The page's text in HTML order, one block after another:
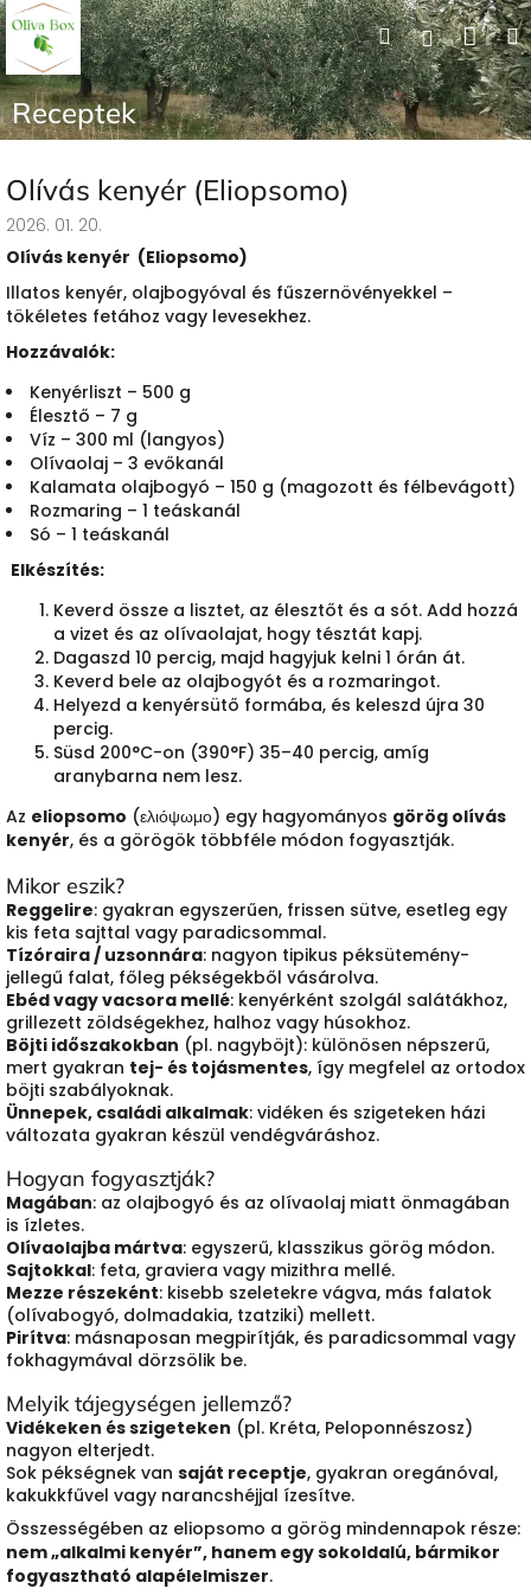
Ugrás
a
fő
tartalomhoz
Keresés
Receptek
Olívás kenyér (Eliopsomo)
2026. 01. 20.
Olívás kenyér (Eliopsomo)
Illatos kenyér, olajbogyóval és fűszernövényekkel –
tökéletes fetához vagy levesekhez.
Hozzávalók:
Kenyérliszt – 500 g
Élesztő – 7 g
Víz – 300 ml (langyos)
Olívaolaj – 3 evőkanál
Kalamata olajbogyó – 150 g (magozott és félbevágott)
Rozmaring – 1 teáskanál
Só – 1 teáskanál
Elkészítés:
Keverd össze a lisztet, az élesztőt és a sót. Add hozzá
a vizet és az olívaolajat, hogy tésztát kapj.
Dagaszd 10 percig, majd hagyjuk kelni 1 órán át.
Keverd bele az olajbogyót és a rozmaringot.
Helyezd a kenyérsütő formába, és keleszd újra 30
percig.
Süsd 200°C-on (390°F) 35–40 percig, amíg
aranybarna nem lesz.
Az eliopsomo (ελιόψωμο) egy hagyományos görög olívás
kenyér, és a görögök többféle módon fogyasztják.
Mikor eszik?
Reggelire: gyakran egyszerűen, frissen sütve, esetleg egy
kis feta sajttal vagy paradicsommal.
Tízóraira / uzsonnára: nagyon tipikus péksütemény-
jellegű falat, főleg pékségekből vásárolva.
Ebéd vagy vacsora mellé: kenyérként szolgál salátákhoz,
grillezett zöldségekhez, halhoz vagy húsokhoz.
Böjti időszakokban (pl. nagyböjt): különösen népszerű,
mert gyakran tej- és tojásmentes, így megfelel az ortodox
böjti szabályoknak.
Ünnepek, családi alkalmak: vidéken és szigeteken házi
változata gyakran készül vendégváráshoz.
Hogyan fogyasztják?
Magában: az olajbogyó és az olívaolaj miatt önmagában
is ízletes.
Olívaolajba mártva: egyszerű, klasszikus görög módon.
Sajtokkal: feta, graviera vagy mizithra mellé.
Mezze részeként: kisebb szeletekre vágva, más falatok
(olívabogyó, dolmadakia, tzatziki) mellett.
Pirítva: másnaposan megpirítják, és paradicsommal vagy
fokhagymával dörzsölik be.
Melyik tájegységen jellemző?
Vidékeken és szigeteken (pl. Kréta, Peloponnészosz)
nagyon elterjedt.
Sok pékségnek van saját receptje, gyakran oregánóval,
kakukkfűvel vagy narancshéjjal ízesítve.
Összességében az eliopsomo a görög mindennapok része:
nem „alkalmi kenyér”, hanem egy sokoldalú, bármikor
fogyasztható alapélelmiszer.